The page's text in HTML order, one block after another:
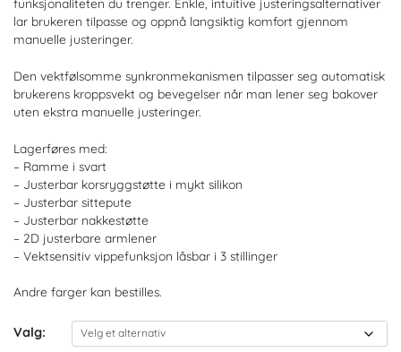
til
kr. 5.950
funksjonaliteten du trenger. Enkle, intuitive justeringsalternativer
lar brukeren tilpasse og oppnå langsiktig komfort gjennom
manuelle justeringer.
Den vektfølsomme synkronmekanismen tilpasser seg automatisk
brukerens kroppsvekt og bevegelser når man lener seg bakover
uten ekstra manuelle justeringer.
Lagerføres med:
– Ramme i svart
– Justerbar korsryggstøtte i mykt silikon
– Justerbar sittepute
– Justerbar nakkestøtte
– 2D justerbare armlener
– Vektsensitiv vippefunksjon låsbar i 3 stillinger
Andre farger kan bestilles.
Valg: